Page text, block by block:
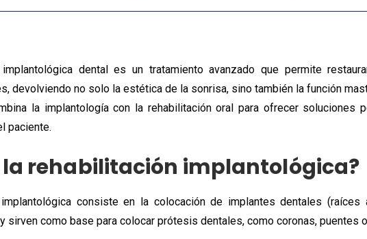
dental es un tratamiento avanzado que permite
devolviendo no solo la estética de la sonrisa, sino también la función
la implantología con la rehabilitación oral para ofrecer soluciones
paciente.
la rehabilitación implantológica?
implantológica consiste en la colocación de implantes dentales
sirven como base para colocar prótesis dentales, como coronas, puentes